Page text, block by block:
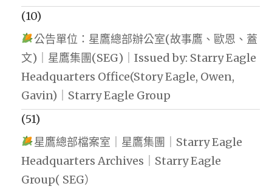
(10)
公告單位：星鷹總部辦公室(故事鷹、歐恩、蓋
文)｜星鷹集團(SEG)｜Issued by: Starry Eagle
Headquarters Office(Story Eagle, Owen,
Gavin)｜Starry Eagle Group
(51)
星鷹總部檔案室｜星鷹集團｜Starry Eagle
Headquarters Archives｜Starry Eagle
Group( SEG）